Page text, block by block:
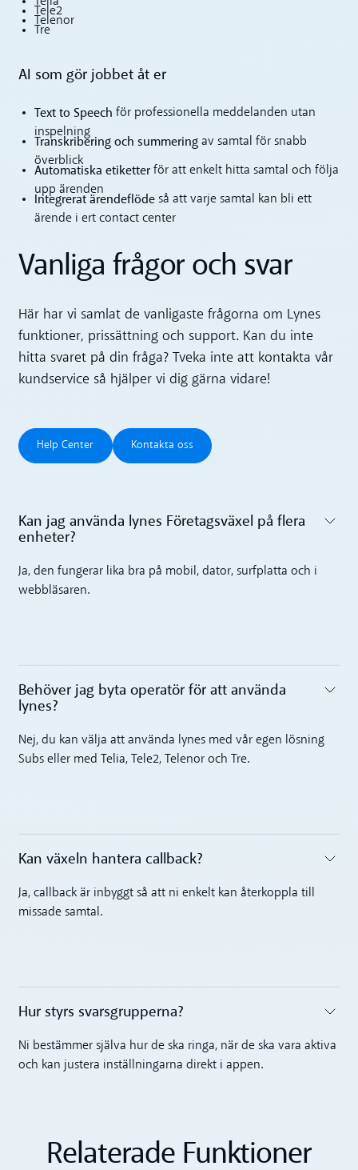
Tele2
Telenor
Tre
AI som gör jobbet åt er
Text to Speech för professionella meddelanden utan
inspelning
Transkribering och summeringav samtal för snabb
överblick
Automatiska etiketterför att enkelt hitta samtal och följa
upp ärenden
Integrerat ärendeflödeså att varje samtal kan bli ett
ärende i ert contact center
Vanliga frågor och svar
Här har vi samlat de vanligaste frågorna om Lynes
funktioner, prissättning och support. Kan du inte
hitta svaret på din fråga? Tveka inte att kontakta vår
kundservice så hjälper vi dig gärna vidare!
Help Center
Help Center
Kontakta oss
Kontakta oss
Kan jag använda lynes Företagsväxel på flera
enheter?‍
Ja, den fungerar lika bra på mobil, dator, surfplatta och i
webbläsaren.
Behöver jag byta operatör för att använda
lynes?‍
Nej, du kan välja att använda lynes med vår egen lösning
Subs eller med Telia, Tele2, Telenor och Tre.
Toggle accordion
Kan växeln hantera callback?‍
Ja, callback är inbyggt så att ni enkelt kan återkoppla till
missade samtal.
Toggle accordion
Hur styrs svarsgrupperna?‍
Ni bestämmer själva hur de ska ringa, när de ska vara aktiva
och kan justera inställningarna direkt i appen.
Relaterade Funktioner